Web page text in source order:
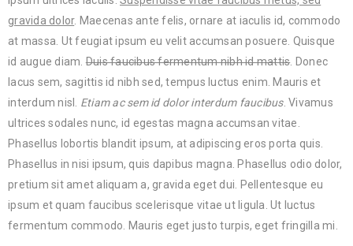
gravida dolor. Maecenas ante felis, ornare at iaculis id, commodo
at massa. Ut feugiat ipsum eu velit accumsan posuere. Quisque
id augue diam.Duis faucibus fermentum nibh id mattis. Donec
lacus sem, sagittis id nibh sed, tempus luctus enim. Mauris et
interdum nisl. Etiam ac sem id dolor interdum faucibus. Vivamus
ultrices sodales nunc, id egestas magna accumsan vitae.
Phasellus lobortis blandit ipsum, at adipiscing eros porta quis.
Phasellus in nisi ipsum, quis dapibus magna. Phasellus odio dolor,
pretium sit amet aliquam a, gravida eget dui. Pellentesque eu
ipsum et quam faucibus scelerisque vitae ut ligula. Ut luctus
fermentum commodo. Mauris eget justo turpis, eget fringilla mi.